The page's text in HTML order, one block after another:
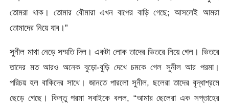
তোমরা থাক। তোমার বৌমারা এখন বাপের বাড়ি গেছে; আসলেই আমরা
তোমাদের নিয়ে যাব।”
সুনীল মাথা নেড়ে সম্মতি দিল। একটা লোক তাদের ভিতরে নিয়ে গেল। ভিতরে
তাদের মত আরও অনেক বুড়ো-বুড়ি দেখে চমকে গেল সুনীল আর পরমা।
পরিচয় হল বাকিদের সাথে। জানতে পারলো সুনীল, ছলেরা তাদের বৃদ্ধাশ্রমে
ছেড়ে গেছে। কিন্তু পরমা সবাইকে বলল, “আমার ছেলেরা এক সপ্তাহের